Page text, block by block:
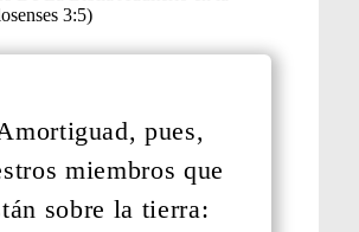
pues,
miembros que
sobre la tierra: